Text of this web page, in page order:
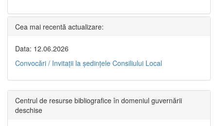
Cea mai recentă actualizare:
Data: 12.06.2026
Convocări / Invitaţii la şedinţele Consiliului Local
Centrul de resurse bibliografice în domeniul guvernării
deschise